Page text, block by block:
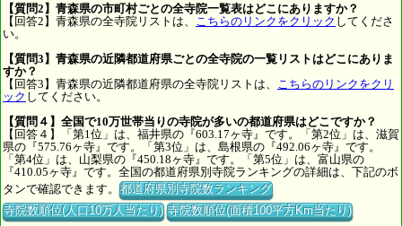
【質問2】青森県の市町村ごとの全寺院一覧表はどこにありますか？
【回答2】青森県の全寺院リストは、
こちらのリンクをクリック してくださ
い。
【質問3】青森県の近隣都道府県ごとの全寺院の一覧リストはどこにありま
すか？
【回答3】青森県の近隣都道府県の全寺院リストは、
こちらのリンクをクリ
ック してください。
【質問４】全国で10万世帯当りの寺院が多いの都道府県はどこですか？
【回答４】「第1位」は、福井県の『603.17ヶ寺』です。「第2位」は、滋賀
県の『575.76ヶ寺』です。「第3位」は、島根県の『492.06ヶ寺』です。
「第4位」は、山梨県の『450.18ヶ寺』です。「第5位」は、富山県の
『410.05ヶ寺』です。全国の都道府県別寺院ランキングの詳細は、下記のボ
タンで確認できます。都道府県別寺院数ランキング
寺院数順位(人口10万人当たり) 寺院数順位(面積100平方Km当たり)